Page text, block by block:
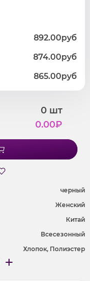
892.00руб
874.00руб
865.00руб
0 шт
0.00₽
черный
Женский
Китай
Всесезонный
Хлопок, Полиэстер